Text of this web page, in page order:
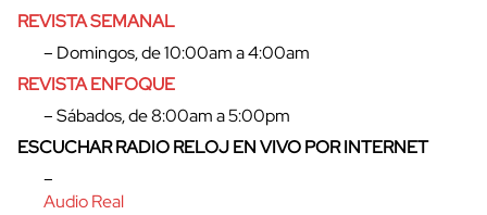
REVISTA SEMANAL
– Domingos, de 10:00am a 4:00am
REVISTA ENFOQUE
– Sábados, de 8:00am a 5:00pm
ESCUCHAR RADIO RELOJ EN VIVO POR INTERNET
–
Audio Real